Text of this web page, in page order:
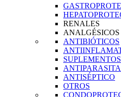
RENALES
ANALGÉSICOS
ANTIBIÓTICOS
ANTISÉPTICO
OTROS